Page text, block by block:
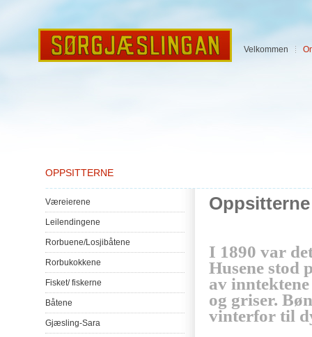
Velkommen
OPPSITTERNE
Væreierene
Leilendingene
Rorbuene/Losjibåtene
Rorbukokkene
Fisket/fiskerne
Båtene
Gjæsling-Sara
Oppsitterne
I 1890 var
Husene stod
av inntektene
og griser.
vinterfor til